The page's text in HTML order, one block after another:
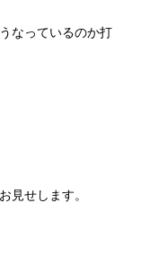
なっているのか打
見せします。